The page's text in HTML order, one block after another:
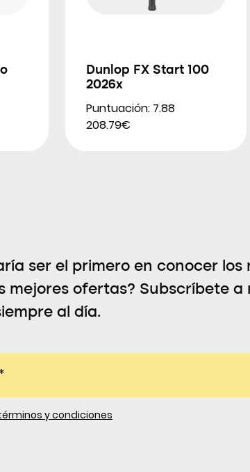
Dunlop FX Start 100
2026x
Puntuación: 7.88
208.79€
ser el primero en conocer
mejores ofertas? Subscríbete
al día.
y condiciones